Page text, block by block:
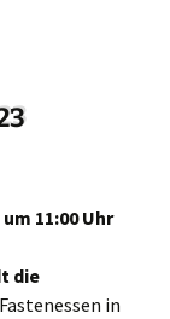
um 11:00 Uhr
die
in